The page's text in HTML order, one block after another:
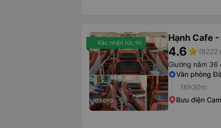
Xác nhận tức thì Hạnh Cafe
4.6star (9222
Giường nằm 36
Văn phòng
16h30m
Bưu điện